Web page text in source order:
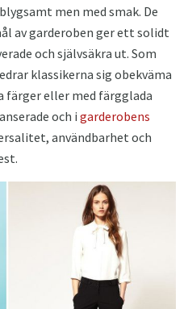
men med smak. De
av garderoben ger ett solidt
och självsäkra ut. Som
klassikerna sig obekväma
eller med färgglada
och i garderobens
användbarhet och